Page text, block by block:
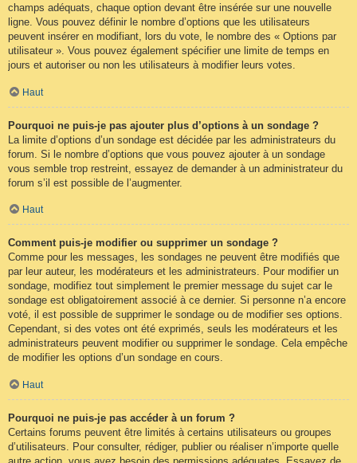
champs adéquats, chaque option devant être insérée sur une nouvelle
ligne. Vous pouvez définir le nombre d’options que les utilisateurs
peuvent insérer en modifiant, lors du vote, le nombre des « Options par
utilisateur ». Vous pouvez également spécifier une limite de temps en
jours et autoriser ou non les utilisateurs à modifier leurs votes.
Haut
Pourquoi ne puis-je pas ajouter plus d’options à un sondage ?
La limite d’options d’un sondage est décidée par les administrateurs du
forum. Si le nombre d’options que vous pouvez ajouter à un sondage
vous semble trop restreint, essayez de demander à un administrateur du
forum s’il est possible de l’augmenter.
Haut
Comment puis-je modifier ou supprimer un sondage ?
Comme pour les messages, les sondages ne peuvent être modifiés que
par leur auteur, les modérateurs et les administrateurs. Pour modifier un
sondage, modifiez tout simplement le premier message du sujet car le
sondage est obligatoirement associé à ce dernier. Si personne n’a encore
voté, il est possible de supprimer le sondage ou de modifier ses options.
Cependant, si des votes ont été exprimés, seuls les modérateurs et les
administrateurs peuvent modifier ou supprimer le sondage. Cela empêche
de modifier les options d’un sondage en cours.
Haut
Pourquoi ne puis-je pas accéder à un forum ?
Certains forums peuvent être limités à certains utilisateurs ou groupes
d’utilisateurs. Pour consulter, rédiger, publier ou réaliser n’importe quelle